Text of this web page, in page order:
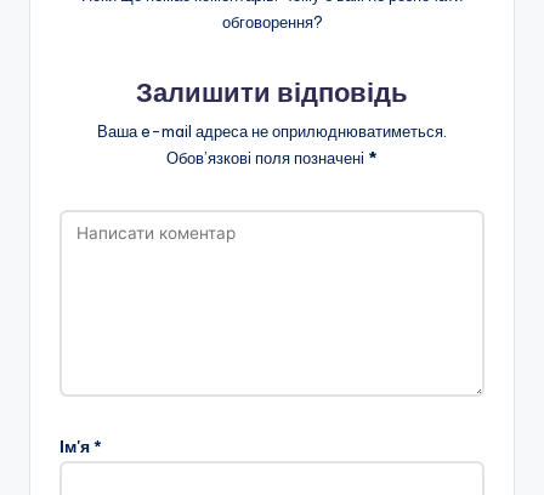
ь
ї
а
с
н
обговорення?
Залишити відповідь
Ваша e-mail адреса не оприлюднюватиметься.
Обов’язкові поля позначені *
Ім'я*